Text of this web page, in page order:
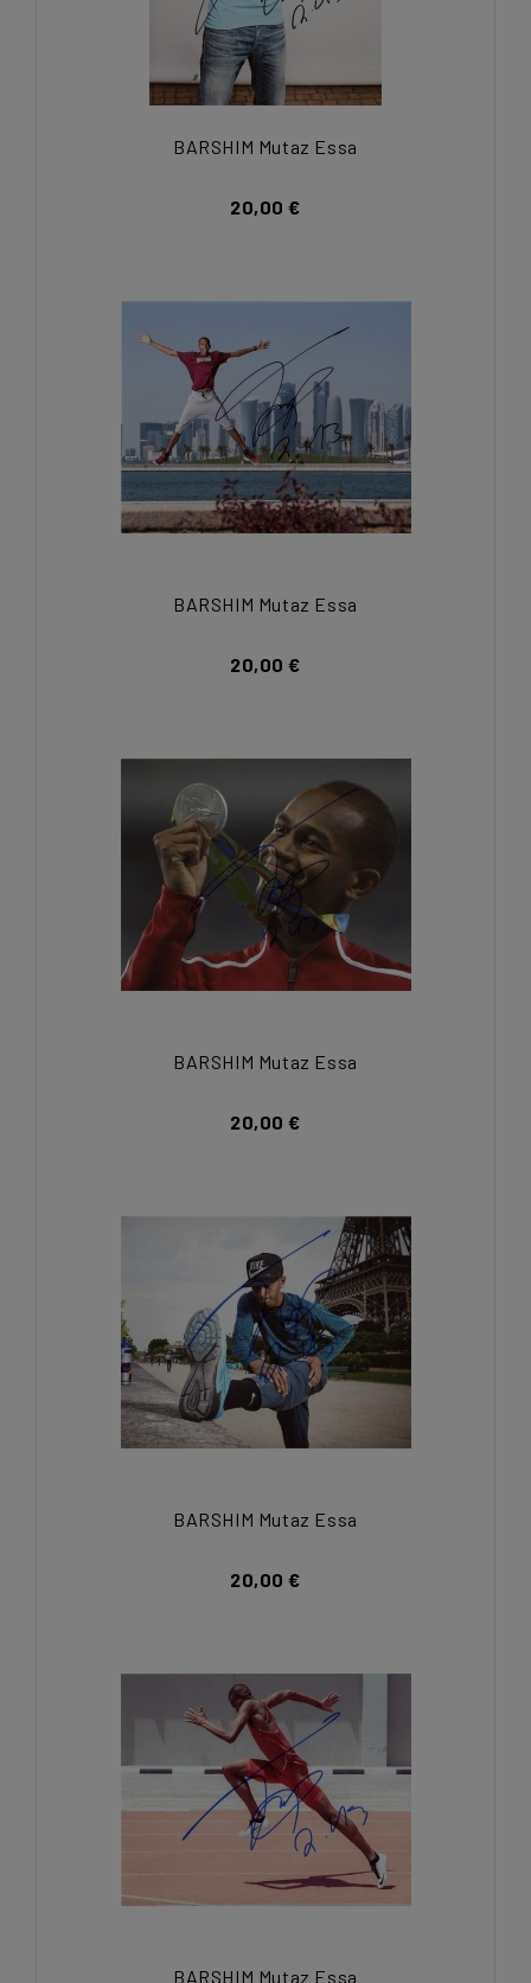
BARSHIM Mutaz Essa
20,00 €
BARSHIM Mutaz Essa
20,00 €
BARSHIM Mutaz Essa
20,00 €
BARSHIM Mutaz Essa
20,00 €
BARSHIM Mutaz Essa